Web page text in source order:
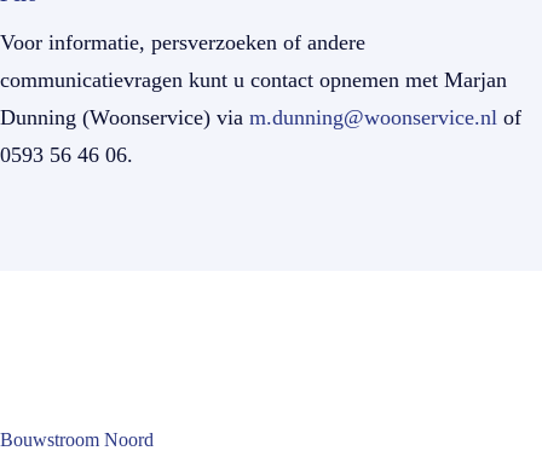
Voor informatie, persverzoeken of andere
communicatievragen kunt u contact opnemen met Marjan
Dunning (Woonservice) via m.dunning@woonservice.nl of
0593 56 46 06.
Bouwstroom Noord